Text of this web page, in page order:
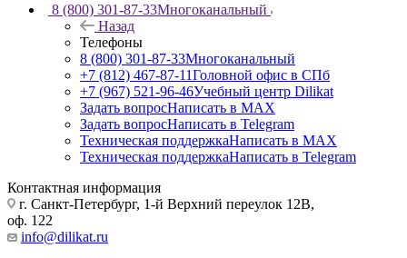
8 (800) 301-87-33Многоканальный
Назад
Телефоны
8 (800) 301-87-33Многоканальный
+7 (812) 467-87-11Головной офис в СПб
+7 (967) 521-96-46Учебный центр Dilikat
Задать вопросНаписать в MAX
Задать вопросНаписать в Telegram
Техническая поддержкаНаписать в MAX
Техническая поддержкаНаписать в Telegram
Контактная информация
г. Санкт-Петербург, 1-й Верхний переулок 12В,
оф. 122
info@dilikat.ru